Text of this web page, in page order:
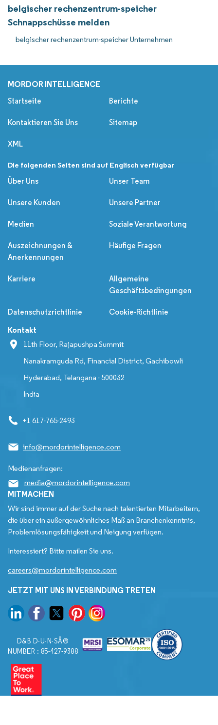
belgischer rechenzentrum-speicher
Schnappschüsse melden
belgischer rechenzentrum-speicher Unternehmen
MORDOR INTELLIGENCE
Startseite Berichte
Kontaktieren Sie Uns Sitemap
XML
Die folgenden Seiten sind auf Englisch verfügbar
Über Uns
Unser Team
Unsere Kunden Unsere Partner
Medien Soziale Verantwortung
Auszeichnungen &
Anerkennungen
Häufige Fragen
Karriere
Allgemeine
Geschäftsbedingungen
Datenschutzrichtlinie Cookie-Richtlinie
Kontakt
11th Floor, Rajapushpa Summit
Nanakramguda Rd, Financial District, Gachibowli
Hyderabad, Telangana - 500032
India
+1 617-765-2493
info@mordorintelligence.com
Medienanfragen:
media@mordorintelligence.com
MITMACHEN
Wir sind immer auf der Suche nach talentierten Mitarbeitern,
die über ein außergewöhnliches Maß an Branchenkenntnis,
Problemlösungsfähigkeit und Neigung verfügen.
Interessiert? Bitte mailen Sie uns.
careers@mordorintelligence.com
JETZT MIT UNS IN VERBINDUNG TRETEN
D&B D-U-N-SÂ®
NUMBER : 85-427-9388